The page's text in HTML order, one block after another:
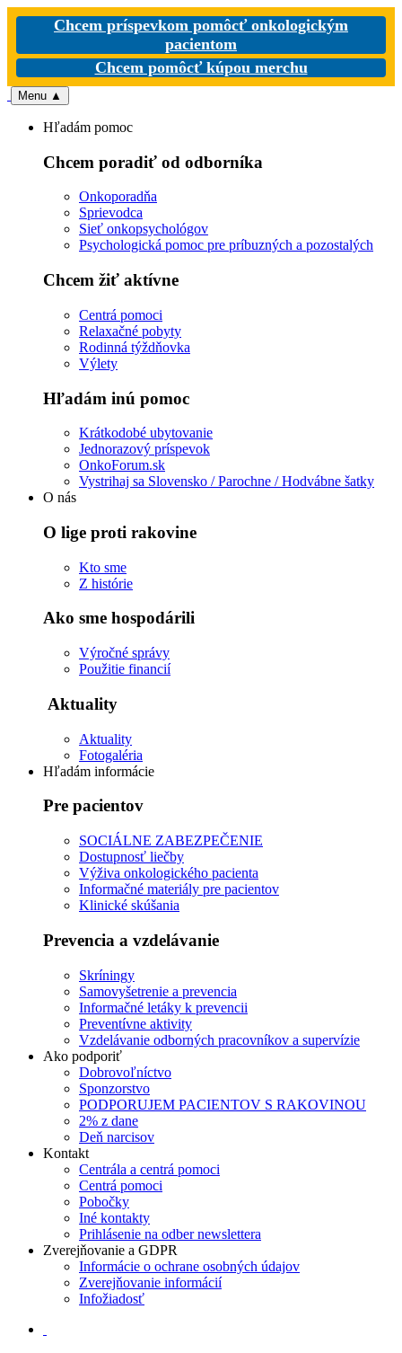
Chcem príspevkom pomôcť onkologickým
pacientom
Chcem pomôcť kúpou merchu
Menu ▲
Hľadám pomoc
Chcem poradiť od odborníka
Onkoporadňa
Sprievodca
Sieť onkopsychológov
Psychologická pomoc pre príbuzných a pozostalých
Chcem žiť aktívne
Centrá pomoci
Relaxačné pobyty
Rodinná týždňovka
Výlety
Hľadám inú pomoc
Krátkodobé ubytovanie
Jednorazový príspevok
OnkoForum.sk
Vystrihaj sa Slovensko / Parochne / Hodvábne šatky
O nás
O lige proti rakovine
Kto sme
Z histórie
Ako sme hospodárili
Výročné správy
Použitie financií
Aktuality
Aktuality
Fotogaléria
Hľadám informácie
Pre pacientov
SOCIÁLNE ZABEZPEČENIE
Dostupnosť liečby
Výživa onkologického pacienta
Informačné materiály pre pacientov
Klinické skúšania
Prevencia a vzdelávanie
Skríningy
Samovyšetrenie a prevencia
Informačné letáky k prevencii
Preventívne aktivity
Vzdelávanie odborných pracovníkov a supervízie
Ako podporiť
Dobrovoľníctvo
Sponzorstvo
PODPORUJEM PACIENTOV S RAKOVINOU
2% z dane
Deň narcisov
Kontakt
Centrála a centrá pomoci
Centrá pomoci
Pobočky
Iné kontakty
Prihlásenie na odber newslettera
Zverejňovanie a GDPR
Informácie o ochrane osobných údajov
Zverejňovanie informácií
Infožiadosť